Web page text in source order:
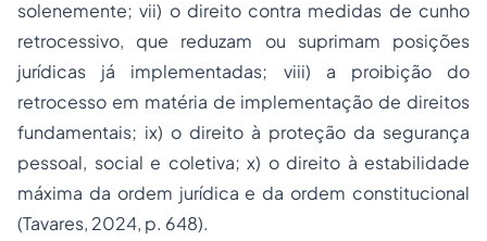
solenemente; vii) o direito contra medidas de cunho
retrocessivo, que reduzam ou suprimam posições
jurídicas já implementadas; viii) a proibição do
retrocesso em matéria de implementação de direitos
fundamentais; ix) o direito à proteção da segurança
pessoal, social e coletiva; x) o direito à estabilidade
máxima da ordem jurídica e da ordem constitucional
(Tavares, 2024, p. 648).